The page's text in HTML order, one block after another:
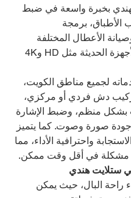
بخبرة واسعة في ضبط
الأطباق، برمجة
الأعطال المختلفة
لجميع مناطق الكويت،
دش فردي أو مركزي،
بشكل منظم، وضبط الإشارة
صورة وصوت. كما يتميز
واحترافية الأداء، مما
في أقل وقت ممكن.
ستلايت هندي
راحة البال، حيث يمكن